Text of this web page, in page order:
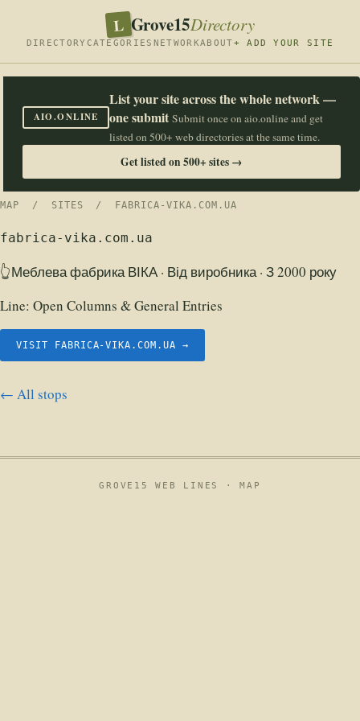
L Grove15Directory
DIRECTORY CATEGORIES NETWORKABOUT+ ADD YOUR SITE
AIO.ONLINE
List your site across the whole network —
one submit Submit once on aio.online and get
listed on 500+ web directories at the same time.
Get listed on 500+ sites →
MAP / SITES / FABRICA-VIKA.COM.UA
fabrica-vika.com.ua
👆Меблева фабрика ВІКА · Від виробника · З 2000 року
Line: Open Columns & General Entries
VISIT FABRICA-VIKA.COM.UA →
← All stops
GROVE15 WEB LINES ·MAP